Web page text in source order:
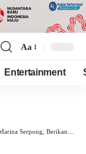
Resizer
Aa
Entertainment
Masyarakat Taat Pajak Kendaraan Bermotor